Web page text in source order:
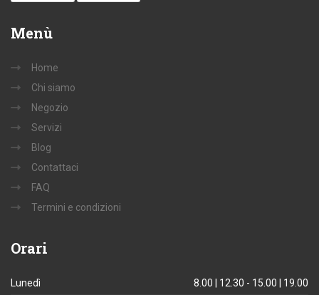
Menù
Home
Chi siamo
Negozio
Servizi
Blog
Contattaci
FAQ
Termini e condizioni
Orari
Lunedì 8.00 | 12.30 - 15.00 | 19.00